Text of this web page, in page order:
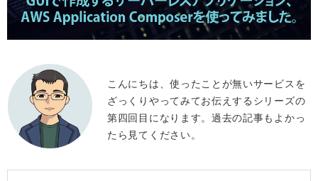
こんにちは、使ったことが無いサービスを
ざっくりやってみてお伝えするシリーズの
第四回目になります。過去の記事もよかっ
たら見てください。